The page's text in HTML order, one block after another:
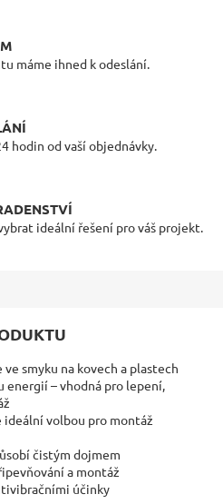
máme ihned k odeslání.
hodin od vaší objednávky.
ideální řešení pro váš projekt.
smyku na kovech a plastech
energií – vhodná pro lepení,
ideální volbou pro montáž
čistým dojmem
a montáž
účinky